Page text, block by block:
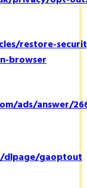
restore-
browser
ads/answer/
dlpage/gaoptout